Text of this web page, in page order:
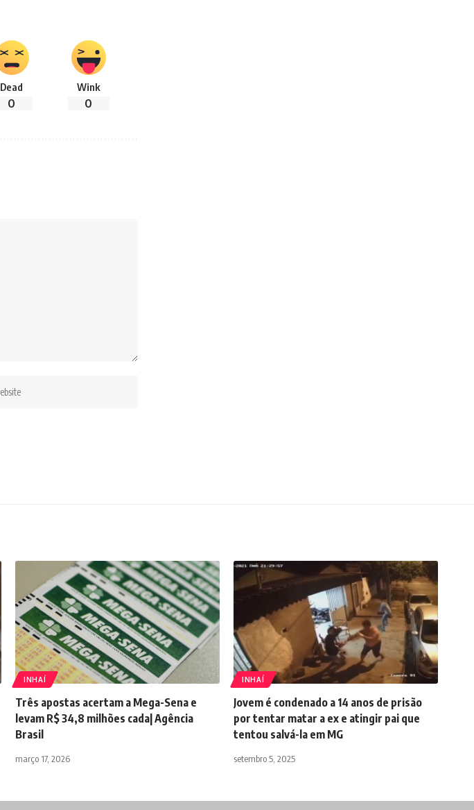
Dead
0
Wink
0
INHAÍ
Três apostas acertam a Mega-Sena e
levam R$ 34,8 milhões cada| Agência
Brasil
março 17, 2026
INHAÍ
Jovem é condenado a 14 anos de prisão
por tentar matar a ex e atingir pai que
tentou salvá-la em MG
setembro 5, 2025